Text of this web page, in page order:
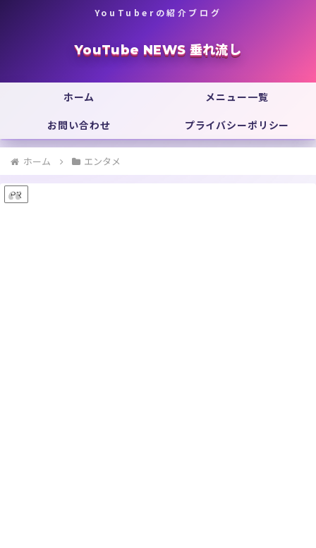
YouTuberの紹介ブログ
YouTube NEWS 垂れ流し
ホーム
メニュー一覧
お問い合わせ
プライバシーポリシー
ホーム エンタメ
PR